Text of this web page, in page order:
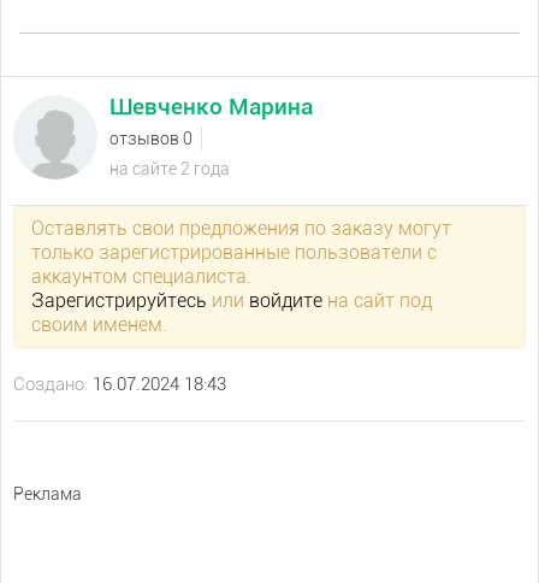
Шевченко Марина
отзывов 0
на сайте 2 года
Оставлять свои предложения по заказу могут
только зарегистрированные пользователи с
аккаунтом специалиста.
Зарегистрируйтесь или войдите на сайт под
своим именем.
Создано: 16.07.2024 18:43
Реклама